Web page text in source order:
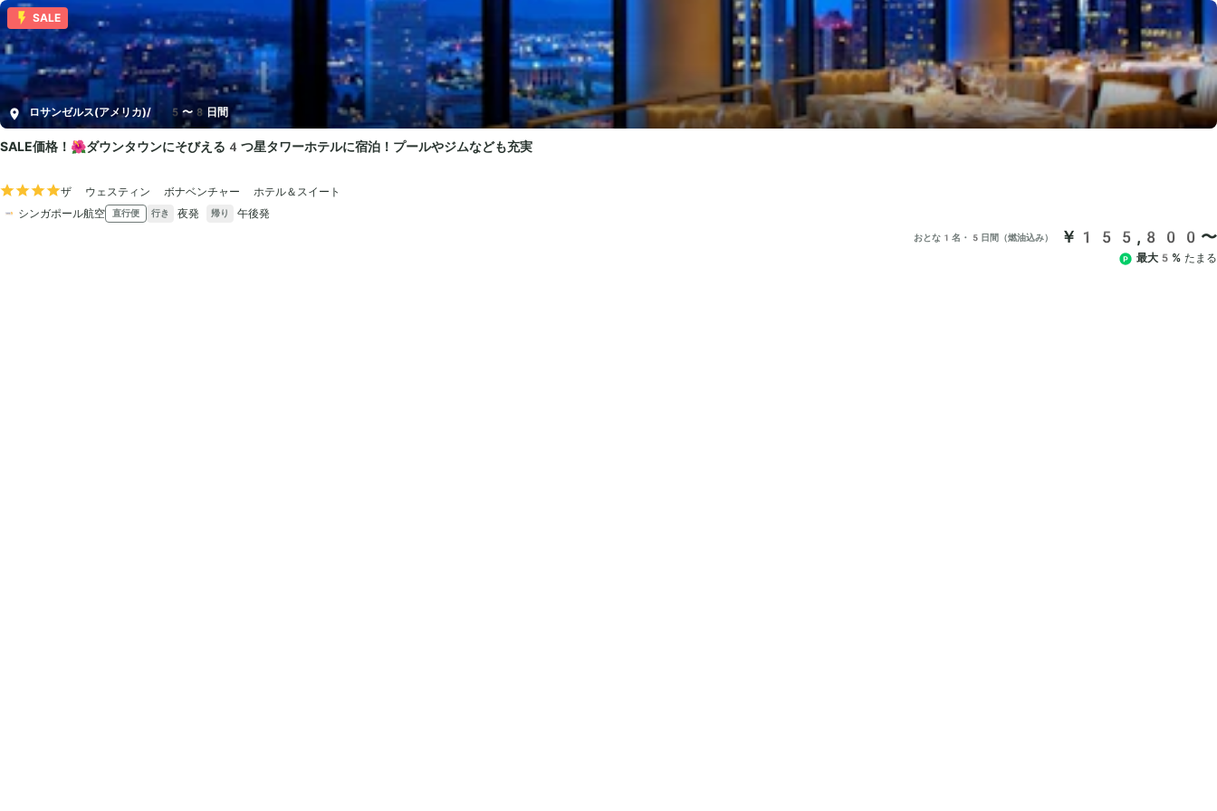
SALE
ロサンゼルス(アメリカ)/ 5〜8日間
SALE価格！🌺ダウンタウンにそびえる4つ星タワーホテルに宿泊！プールやジムなども充実
ザ ウェスティン ボナベンチャー ホテル＆スイート
シンガポール航空
直行便 行き 夜発 帰り 午後発
おとな1名・5日間（燃油込み） ￥155,800〜
最大5% たまる